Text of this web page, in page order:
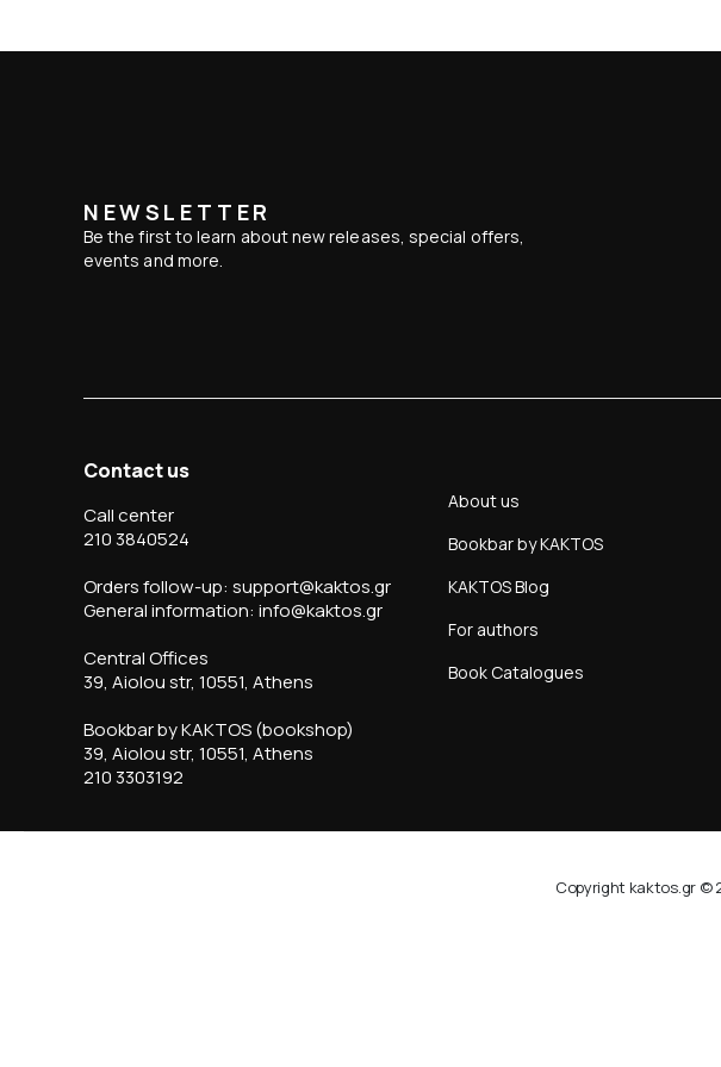
NEWSLETTER
Be the first to learn about new releases, special offers,
events and more.
Contact us
Call center
210 3840524
Orders follow-up: support@kaktos.gr
General information: info@kaktos.gr
Central Offices
39, Aiolou str, 10551, Athens
Bookbar by KAKTOS (bookshop)
39, Aiolou str, 10551, Athens
210 3303192
About us
Bookbar by KAKTOS
KAKTOS Blog
For authors
Book Catalogues
Copyright kaktos.gr ©